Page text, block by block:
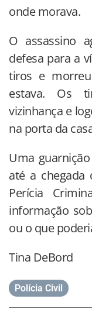
onde morava.
O assassino
defesa para a
tiros e
estava. Os
vizinhança e
na porta da
Uma
até a chegada
Perícia
informação
ou o que
Tina DeBord
Polícia Civil